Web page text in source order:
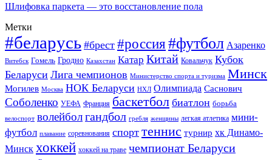
Шлифовка паркета — это восстановление пола
Метки
#беларусь #брест #россия#футбол Азаренко
Витебск Гомель Гродно Казахстан Катар Китай Ковальчук Кубок
Беларуси Лига чемпионов Министерство спорта и туризма Минск
Могилев Москва НОК Беларуси НХЛ Олимпиада Саснович
Соболенко УЕФА Франция баскетбол биатлон борьба
велоспорт волейболгандбол гребля женщины легкая атлетика мини-
футбол плавание соревнования спорт теннис турнир хк Динамо-
Минск хоккей хоккей на траве чемпионат Беларуси